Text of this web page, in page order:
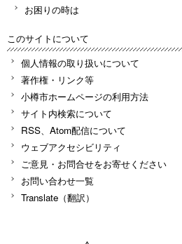
お困りの時は
このサイトについて
個人情報の取り扱いについて
著作権・リンク等
小樽市ホームページの利用方法
サイト内検索について
RSS、Atom配信について
ウェブアクセシビリティ
ご意見・お問合せをお寄せください
お問い合わせ一覧
Translate（翻訳）